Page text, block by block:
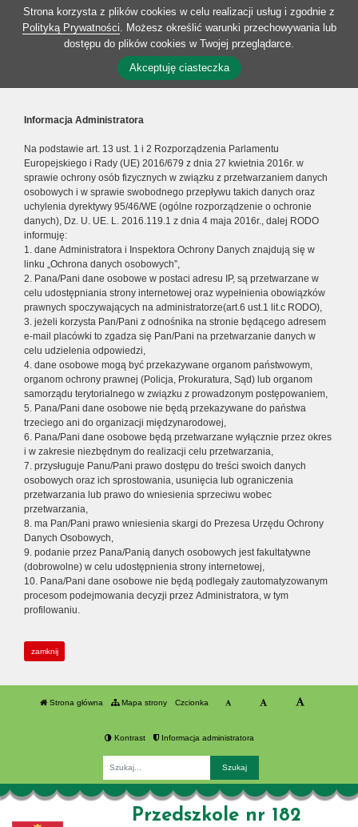
Strona korzysta z plików cookies w celu realizacji usług i zgodnie z
Polityką Prywatności. Możesz określić warunki przechowywania lub
dostępu do plików cookies w Twojej przeglądarce.
Akceptuję ciasteczka
Informacja Administratora
Na podstawie art. 13 ust. 1 i 2 Rozporządzenia Parlamentu
Europejskiego i Rady (UE) 2016/679 z dnia 27 kwietnia 2016r. w
sprawie ochrony osób fizycznych w związku z przetwarzaniem danych
osobowych i w sprawie swobodnego przepływu takich danych oraz
uchylenia dyrektywy 95/46/WE (ogólne rozporządzenie o ochronie
danych), Dz. U. UE. L. 2016.119.1 z dnia 4 maja 2016r., dalej RODO
informuję:
1. dane Administratora i Inspektora Ochrony Danych znajdują się w
linku „Ochrona danych osobowych”,
2. Pana/Pani dane osobowe w postaci adresu IP, są przetwarzane w
celu udostępniania strony internetowej oraz wypełnienia obowiązków
prawnych spoczywających na administratorze(art.6 ust.1 lit.c RODO),
3. jeżeli korzysta Pan/Pani z odnośnika na stronie będącego adresem
e-mail placówki to zgadza się Pan/Pani na przetwarzanie danych w
celu udzielenia odpowiedzi,
4. dane osobowe mogą być przekazywane organom państwowym,
organom ochrony prawnej (Policja, Prokuratura, Sąd) lub organom
samorządu terytorialnego w związku z prowadzonym postępowaniem,
5. Pana/Pani dane osobowe nie będą przekazywane do państwa
trzeciego ani do organizacji międzynarodowej,
6. Pana/Pani dane osobowe będą przetwarzane wyłącznie przez okres
i w zakresie niezbędnym do realizacji celu przetwarzania,
7. przysługuje Panu/Pani prawo dostępu do treści swoich danych
osobowych oraz ich sprostowania, usunięcia lub ograniczenia
przetwarzania lub prawo do wniesienia sprzeciwu wobec
przetwarzania,
8. ma Pan/Pani prawo wniesienia skargi do Prezesa Urzędu Ochrony
Danych Osobowych,
9. podanie przez Pana/Panią danych osobowych jest fakultatywne
(dobrowolne) w celu udostępnienia strony internetowej,
10. Pana/Pani dane osobowe nie będą podlegały zautomatyzowanym
procesom podejmowania decyzji przez Administratora, w tym
profilowaniu.
zamknij
Strona główna Mapa strony Czcionka
Kontrast Informacja administratora
Przedszkole nr 182